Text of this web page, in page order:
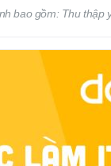
bao gồm: Thu
team phát triển